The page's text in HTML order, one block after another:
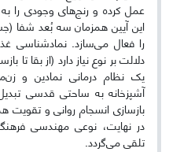
عمل کرده و رنج‌های وجودی را
این آیین همزمان سه بُعد شفا
را فعال می‌سازد. نمادشناسی
دلالت بر نوع نیاز دارد (از بقا تا
یک نظام درمانی نمادین و
آشپزخانه به ساحتی قدسی
بازسازی انسجام روانی و
در نهایت، نوعی مهندسی
تلقی می‌گردد.